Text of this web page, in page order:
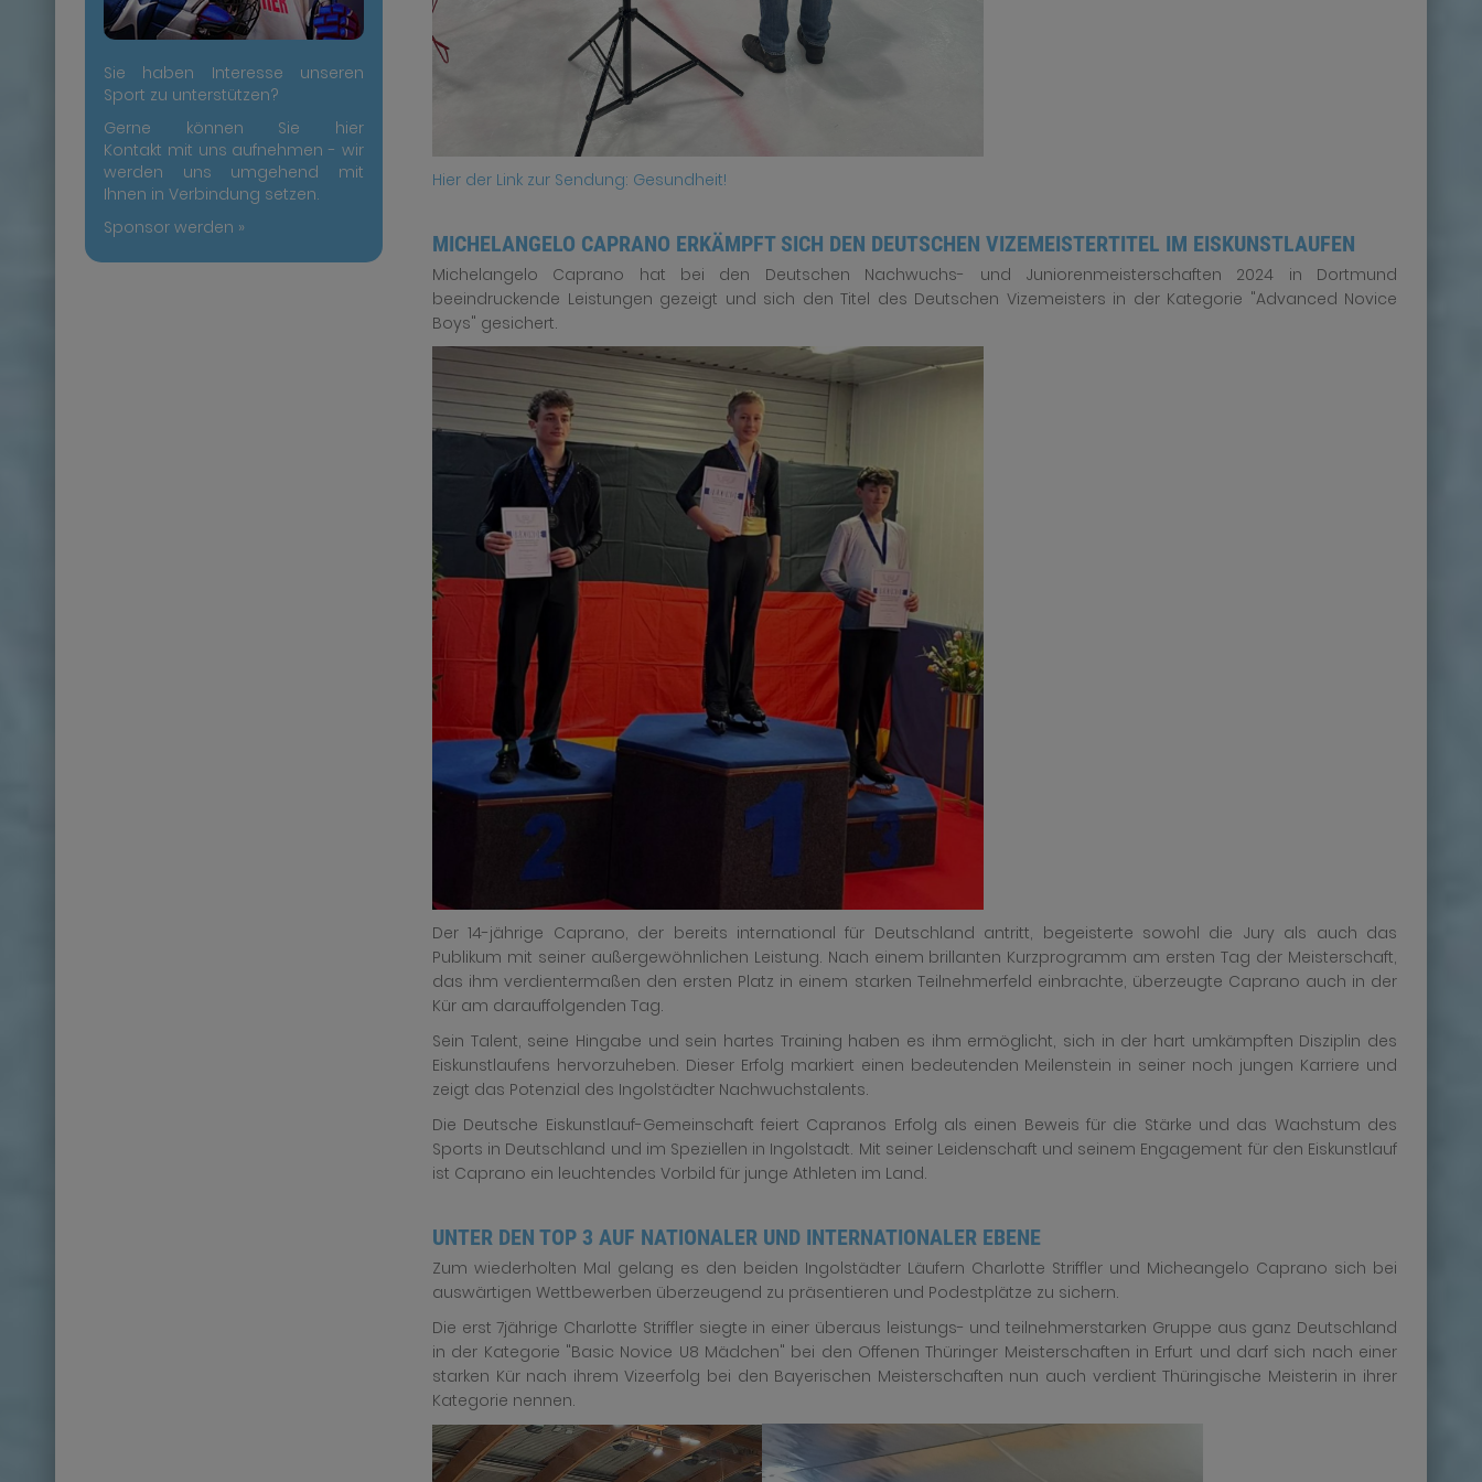
Sie haben Interesse unseren
Sport zu unterstützen?
Gerne können Sie hier
Kontakt mit uns aufnehmen - wir
werden uns umgehend mit
Ihnen in Verbindung setzen.
Sponsor werden »
Hier der Link zur Sendung: Gesundheit!
MICHELANGELO CAPRANO ERKÄMPFT SICH DEN DEUTSCHEN VIZEMEISTERTITEL IM EISKUNSTLAUFEN
Michelangelo Caprano hat bei den Deutschen Nachwuchs- und Juniorenmeisterschaften 2024 in Dortmund
beeindruckende Leistungen gezeigt und sich den Titel des Deutschen Vizemeisters in der Kategorie "Advanced Novice
Boys" gesichert.
Der 14-jährige Caprano, der bereits international für Deutschland antritt, begeisterte sowohl die Jury als auch das
Publikum mit seiner außergewöhnlichen Leistung. Nach einem brillanten Kurzprogramm am ersten Tag der Meisterschaft,
das ihm verdientermaßen den ersten Platz in einem starken Teilnehmerfeld einbrachte, überzeugte Caprano auch in der
Kür am darauffolgenden Tag.
Sein Talent, seine Hingabe und sein hartes Training haben es ihm ermöglicht, sich in der hart umkämpften Disziplin des
Eiskunstlaufens hervorzuheben. Dieser Erfolg markiert einen bedeutenden Meilenstein in seiner noch jungen Karriere und
zeigt das Potenzial des Ingolstädter Nachwuchstalents.
Die Deutsche Eiskunstlauf-Gemeinschaft feiert Capranos Erfolg als einen Beweis für die Stärke und das Wachstum des
Sports in Deutschland und im Speziellen in Ingolstadt. Mit seiner Leidenschaft und seinem Engagement für den Eiskunstlauf
ist Caprano ein leuchtendes Vorbild für junge Athleten im Land.
UNTER DEN TOP 3 AUF NATIONALER UND INTERNATIONALER EBENE
Zum wiederholten Mal gelang es den beiden Ingolstädter Läufern Charlotte Striffler und Micheangelo Caprano sich bei
auswärtigen Wettbewerben überzeugend zu präsentieren und Podestplätze zu sichern.
Die erst 7jährige Charlotte Striffler siegte in einer überaus leistungs- und teilnehmerstarken Gruppe aus ganz Deutschland
in der Kategorie "Basic Novice U8 Mädchen" bei den Offenen Thüringer Meisterschaften in Erfurt und darf sich nach einer
starken Kür nach ihrem Vizeerfolg bei den Bayerischen Meisterschaften nun auch verdient Thüringische Meisterin in ihrer
Kategorie nennen.